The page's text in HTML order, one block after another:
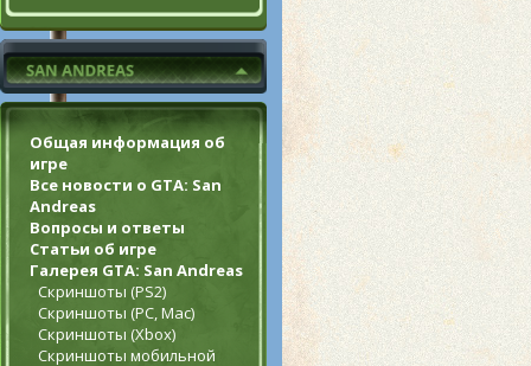
Общая информация об
игре
Все новости о GTA: San
Andreas
Вопросы и ответы
Статьи об игре
Галерея GTA: San Andreas
Скриншоты (PS2)
Скриншоты (PC, Mac)
Скриншоты (Xbox)
Скриншоты мобильной